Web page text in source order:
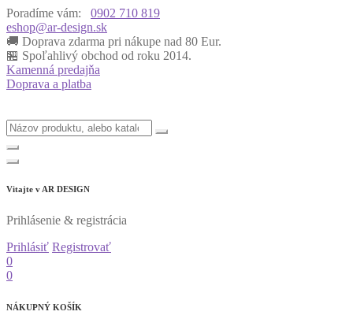
Poradíme vám:
0902 710 819
eshop@ar-design.sk
🚚 Doprava zdarma pri nákupe nad 80 Eur.
🏪 Spoľahlivý obchod od roku 2014.
Kamenná predajňa
Doprava a platba
Vitajte v AR DESIGN
Prihlásenie & registrácia
Prihlásiť Registrovať
0
0
NÁKUPNÝ KOŠÍK